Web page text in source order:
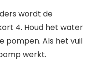
wordt de
4. Houd het water
pompen. Als het vuil
werkt.